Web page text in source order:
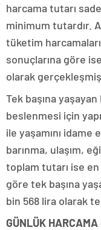
harcama tutarı
minimum tutardır.
tüketim
sonuçlarına göre
olarak
Tek başına
beslenmesi için
ile yaşamını
barınma, ulaşım,
toplam tutarı ise en
göre tek başına
bin 568 lira olarak
GÜNLÜK